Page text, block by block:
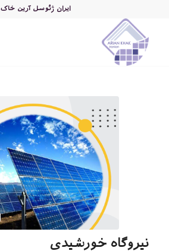
ایران ژئوسل آرین خاک
نیروگاه خورشیدی